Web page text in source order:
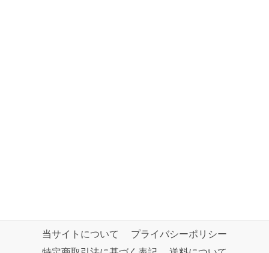
当サイトについて
プライバシーポリシー